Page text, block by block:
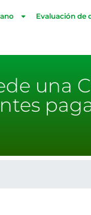
Evaluación de
una